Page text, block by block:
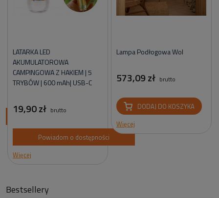
LATARKA LED
AKUMULATOROWA
CAMPINGOWA Z HAKIEM | 5
TRYBÓW | 600 mAh| USB-C
19,90 zł brutto
Powiadom o dostępności
Więcej
Lampa Podłogowa Wol
573,09 zł brutto
DODAJ DO KOSZYKA
Więcej
Bestsellery